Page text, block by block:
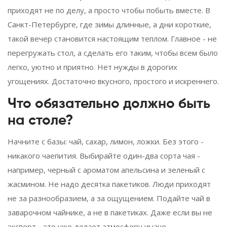
приходят не по делу, а просто чтобы побыть вместе. В
Санкт-Петербурге, где зимы длинные, а дни короткие,
такой вечер становится настоящим теплом. Главное - не
перегружать стол, а сделать его таким, чтобы всем было
легко, уютно и приятно. Нет нужды в дорогих
угощениях. Достаточно вкусного, простого и искреннего.
Что обязательно должно быть
на столе?
Начните с базы: чай, сахар, лимон, ложки. Без этого -
никакого чаепития. Выбирайте один-два сорта чая -
например, черный с ароматом апельсина и зеленый с
жасмином. Не надо десятка пакетиков. Люди приходят
не за разнообразием, а за ощущением. Подайте чай в
заварочном чайнике, а не в пакетиках. Даже если вы не